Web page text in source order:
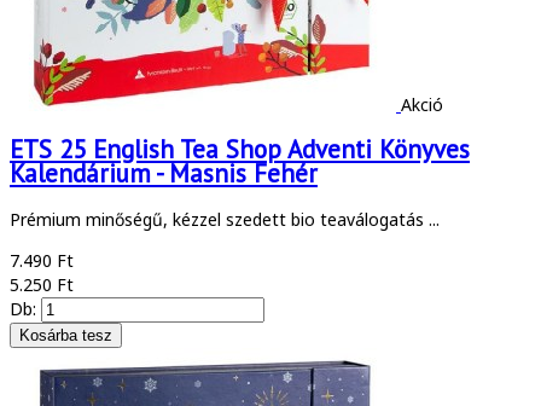
Akció
ETS 25 English Tea Shop Adventi Könyves
Kalendárium - Masnis Fehér
Prémium minőségű, kézzel szedett bio teaválogatás ...
7.490 Ft
5.250 Ft
Db: